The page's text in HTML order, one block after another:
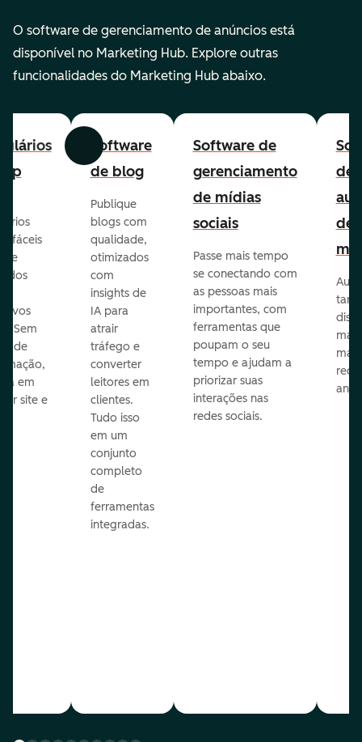
O software de gerenciamento de anúncios está
disponível no Marketing Hub. Explore outras
funcionalidades do Marketing Hub abaixo.
Anterior Avançar
fáceis
e
Sem
de
em
site e
Software
de blog
Publique
blogs com
qualidade,
otimizados
com
insights de
IA para
atrair
tráfego e
converter
leitores em
clientes.
Tudo isso
em um
conjunto
completo
de
ferramentas
integradas.
Software de
gerenciamento
de mídias
sociais
Passe mais tempo
se conectando com
as pessoas mais
importantes, com
ferramentas que
poupam o seu
tempo e ajudam a
priorizar suas
interações nas
redes sociais.
de
de
mail